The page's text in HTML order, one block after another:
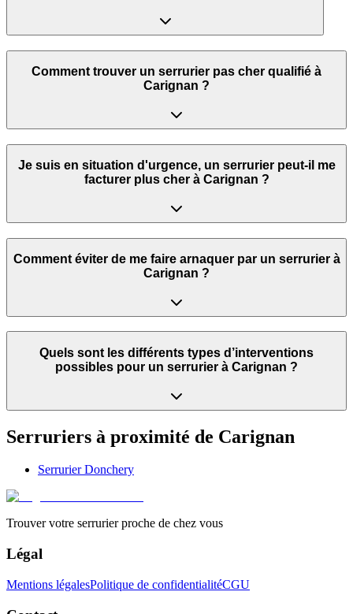
Comment trouver un serrurier pas cher qualifié à
Carignan ?
Je suis en situation d'urgence, un serrurier peut‑il me
facturer plus cher à Carignan ?
Comment éviter de me faire arnaquer par un serrurier à
Carignan ?
Quels sont les différents types d’interventions
possibles pour un serrurier à Carignan ?
Serruriers à proximité de Carignan
SerrurierDonchery
Trouver votre serrurier proche de chez vous
Légal
Mentions légalesPolitique de confidentialitéCGU